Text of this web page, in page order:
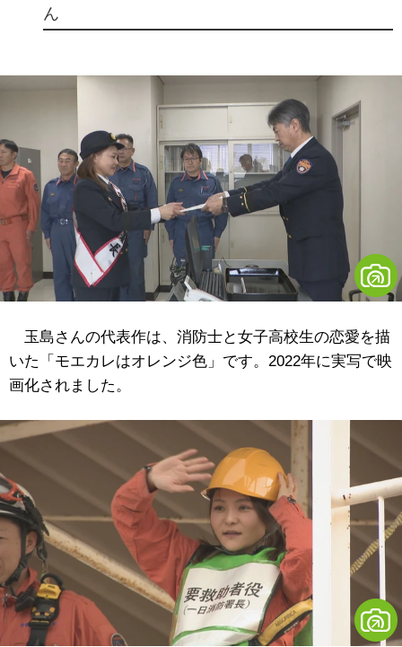
ん
玉島さんの代表作は、消防士と女子高校生の恋愛を描
いた「モエカレはオレンジ色」です。2022年に実写で映
画化されました。